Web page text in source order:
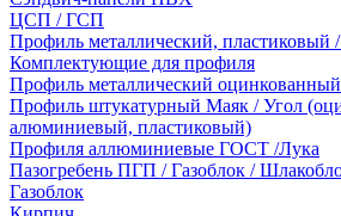
ЦСП / ГСП
Профиль металлический,
Комплектующие для профиля
Профиль металлический оцинкованный
Профиль штукатурный Маяк / Угол
алюминиевый, пластиковый)
Профиля аллюминиевые ГОСТ /Лука
Пазогребень ПГП / Газоблок /
Газоблок